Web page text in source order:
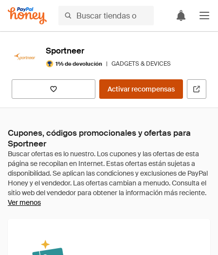
Sportneer
1% de devolución | GADGETS & DEVICES
Activar recompensas
Cupones, códigos promocionales y ofertas para
Sportneer
Ver menos